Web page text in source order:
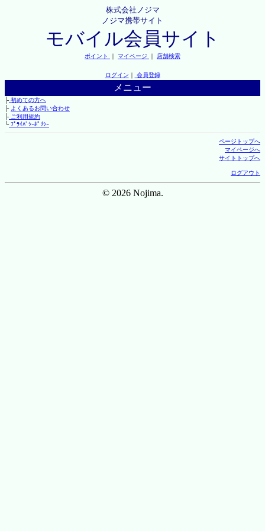
株式会社ノジマ
ノジマ携帯サイト
モバイル会員サイト
ポイント ｜ マイページ ｜ 店舗検索
ログイン ｜ 会員登録
メニュー
├初めての方へ
├ よくあるお問い合わせ
├ご利用規約
└ﾌﾟﾗｲﾊﾞｼｰﾎﾟﾘｼｰ
ページトップへ
マイページへ
サイトトップへ
ログアウト
© 2026 Nojima.